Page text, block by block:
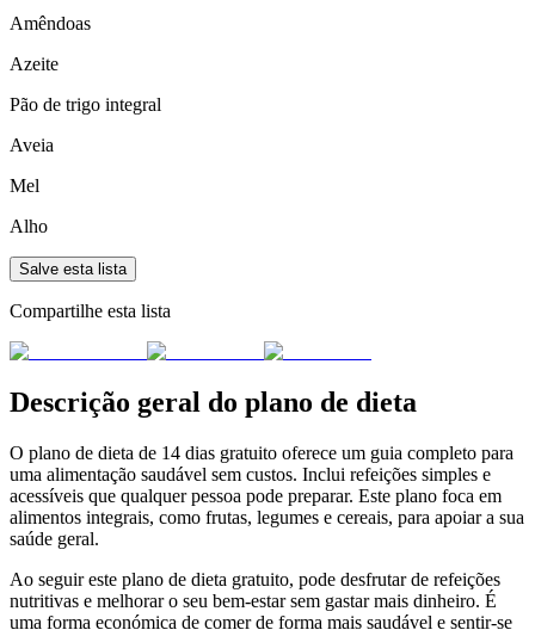
Amêndoas
Azeite
Pão de trigo integral
Aveia
Mel
Alho
Salve esta lista
Compartilhe esta lista
Descrição geral do plano de dieta
O plano de dieta de 14 dias gratuito oferece um guia completo para
uma alimentação saudável sem custos. Inclui refeições simples e
acessíveis que qualquer pessoa pode preparar. Este plano foca em
alimentos integrais, como frutas, legumes e cereais, para apoiar a sua
saúde geral.
Ao seguir este plano de dieta gratuito, pode desfrutar de refeições
nutritivas e melhorar o seu bem-estar sem gastar mais dinheiro. É
uma forma económica de comer de forma mais saudável e sentir-se